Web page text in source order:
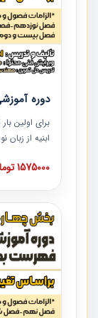
دوره
برای اولین
ابنیه از
ردیف ها و
دوره به صورت
دوره با
مشاور در امر
همکارانی
توصیه می
1575000 تومان